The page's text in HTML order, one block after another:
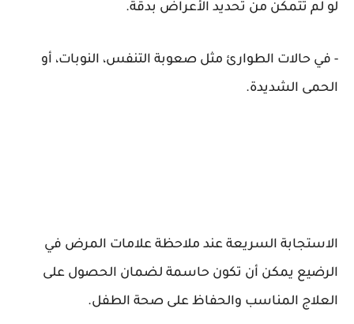
لو لم تتمكن من تحديد الأعراض بدقة.
- في حالات الطوارئ مثل صعوبة التنفس، النوبات، أو
الحمى الشديدة.
الاستجابة السريعة عند ملاحظة علامات المرض في
الرضيع يمكن أن تكون حاسمة لضمان الحصول على
العلاج المناسب والحفاظ على صحة الطفل.